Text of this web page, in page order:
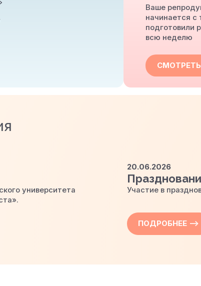
Ваше
начинается с
подготовили
всю неделю
СМОТРЕТЬ
университета
20.06.2026
Участие в
ПОДРОБНЕЕ —>